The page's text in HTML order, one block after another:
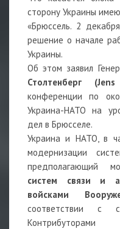
сторону Украины
«Брюссель. 2
решение о начале
Украины.
Об этом заявил
Столтенберг
конференции по
Украина-НАТО на
дел в Брюсселе.
Украина и НАТО, в
модернизации
предполагающий
систем связи и
войсками
соответствии с